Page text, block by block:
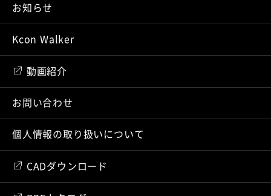
お知らせ
Kcon Walker
動画紹介
お問い合わせ
個人情報の取り扱いについて
CADダウンロード